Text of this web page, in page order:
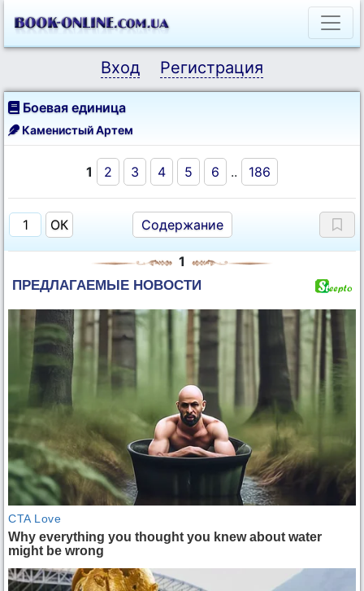
Вход Регистрация
Боевая единица
Каменистый Артем
1 2 3 4 5 6 .. 186
Содержание
1